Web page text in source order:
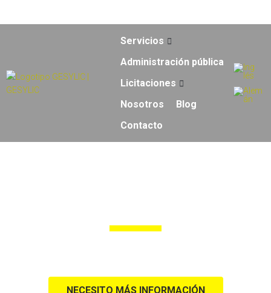
Servicios
Administración pública
Licitaciones
Nosotros
Blog
Contacto
NECESITO MÁS INFORMACIÓN